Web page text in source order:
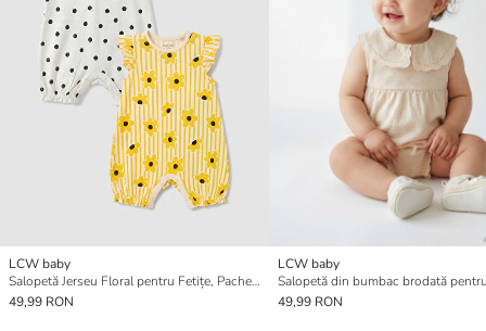
LCW baby
Salopetă Jerseu Floral pentru Fetițe, Pachet 2 Bucăți
49,99 RON
LCW baby
Salopetă din bumbac brodată
49,99 RON